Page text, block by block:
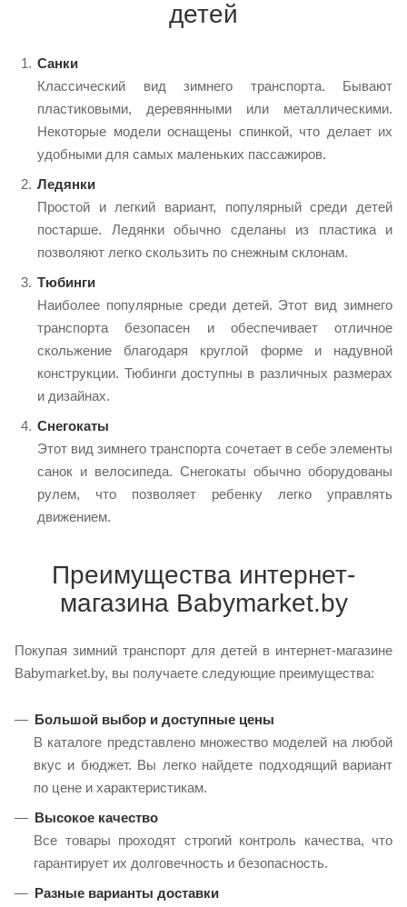
детей
Санки
Классический вид зимнего транспорта. Бывают
пластиковыми, деревянными или металлическими.
Некоторые модели оснащены спинкой, что делает их
удобными для самых маленьких пассажиров.
Ледянки
Простой и легкий вариант, популярный среди детей
постарше. Ледянки обычно сделаны из пластика и
позволяют легко скользить по снежным склонам.
Тюбинги
Наиболее популярные среди детей. Этот вид зимнего
транспорта безопасен и обеспечивает отличное
скольжение благодаря круглой форме и надувной
конструкции. Тюбинги доступны в различных размерах
и дизайнах.
Снегокаты
Этот вид зимнего транспорта сочетает в себе элементы
санок и велосипеда. Снегокаты обычно оборудованы
рулем, что позволяет ребенку легко управлять
движением.
Преимущества интернет-
магазина Babymarket.by
Покупая зимний транспорт для детей в интернет-магазине
Babymarket.by, вы получаете следующие преимущества:
Большой выбор и доступные цены
В каталоге представлено множество моделей на любой
вкус и бюджет. Вы легко найдете подходящий вариант
по цене и характеристикам.
Высокое качество
Все товары проходят строгий контроль качества, что
гарантирует их долговечность и безопасность.
Разные варианты доставки